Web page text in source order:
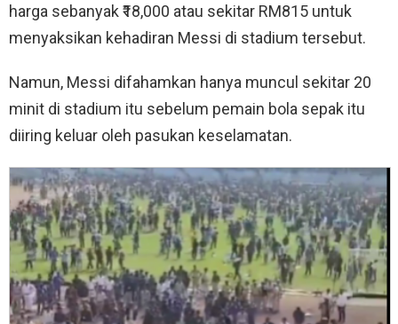
harga sebanyak ₹18,000 atau sekitar RM815 untuk
menyaksikan kehadiran Messi di stadium tersebut.
Namun, Messi difahamkan hanya muncul sekitar 20
minit di stadium itu sebelum pemain bola sepak itu
diiring keluar oleh pasukan keselamatan.